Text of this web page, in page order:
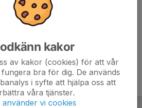
kakor
av kakor (cookies) för att vår
bra för dig. De används
i syfte att hjälpa oss att
våra tjänster.
använder vi cookies